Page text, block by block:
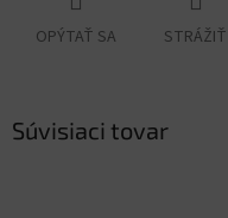
OPÝTAŤ SA STRÁŽIŤ
Súvisiaci tovar